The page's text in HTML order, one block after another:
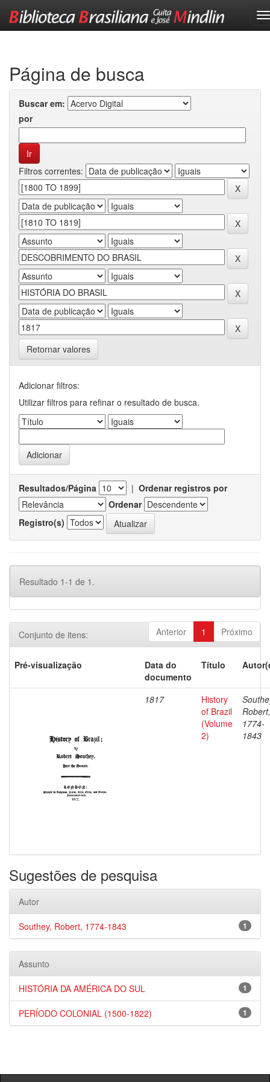
Página de busca
Buscar em:
por
Filtros correntes:
Retornar valores
Adicionar filtros:
Utilizar filtros para refinar o resultado de busca.
Resultados/Página | Ordenar registros por
Ordenar
Registro(s)
Resultado 1-1 de 1.
Anterior 1 Próximo
Conjunto de itens:
Pré-visualização
Data do
documento
Título
1817
History
of Brazil
(Volume
2)
Robert,
1774-
1843
Sugestões de pesquisa
Autor
1
Southey, Robert, 1774-1843
Assunto
1
HISTÓRIA DA AMÉRICA DO SUL
1
PERÍODO COLONIAL (1500-1822)